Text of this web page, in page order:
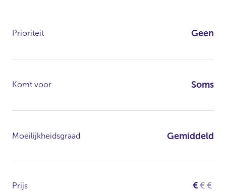
Prioriteit Geen
Komt voor Soms
Moeilijkheidsgraad Gemiddeld
Prijs €€€